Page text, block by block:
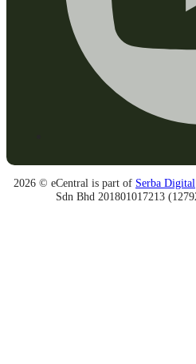
2026 © eCentral is part of Serba Digital
Sdn Bhd 201801017213